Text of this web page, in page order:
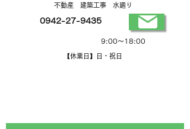
不動産 建築工事 水廻り
0942-27-9435
9:00～18:00
【休業日】日・祝日